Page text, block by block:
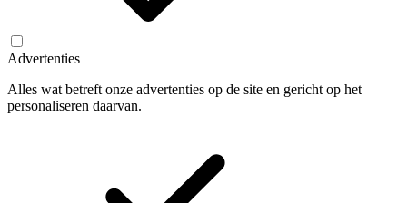
Advertenties
Alles wat betreft onze advertenties op de site en gericht op het
personaliseren daarvan.